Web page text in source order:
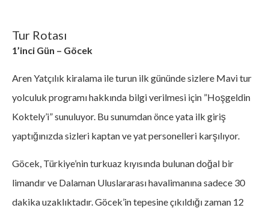
Tur Rotası
1’inci Gün – Göcek
Aren Yatçılık kiralama ile turun ilk gününde sizlere Mavi tur
yolculuk programı hakkında bilgi verilmesi için ”Hoşgeldin
Koktely’i” sunuluyor. Bu sunumdan önce yata ilk giriş
yaptığınızda sizleri kaptan ve yat personelleri karşılıyor.
Göcek, Türkiye’nin turkuaz kıyısında bulunan doğal bir
limandır ve Dalaman Uluslararası havalimanına sadece 30
dakika uzaklıktadır. Göcek’in tepesine çıkıldığı zaman 12